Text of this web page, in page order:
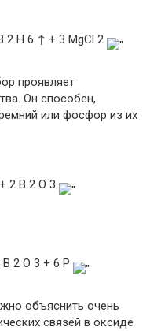
H 6 ↑ + 3 MgCl 2
проявляет
Он способен,
или фосфор из их
2 B 2 O 3
2 O 3 + 6 P
объяснить очень
связей в оксиде